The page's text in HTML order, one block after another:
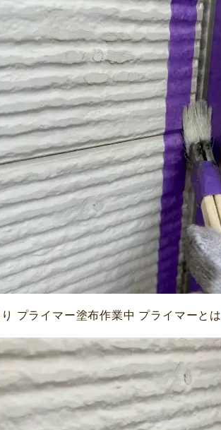
プライマー塗布作業中 プライマーとは